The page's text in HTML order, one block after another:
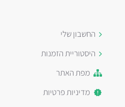
החשבון שלי
היסטוריית הזמנות
מפת האתר
מדיניות פרטיות